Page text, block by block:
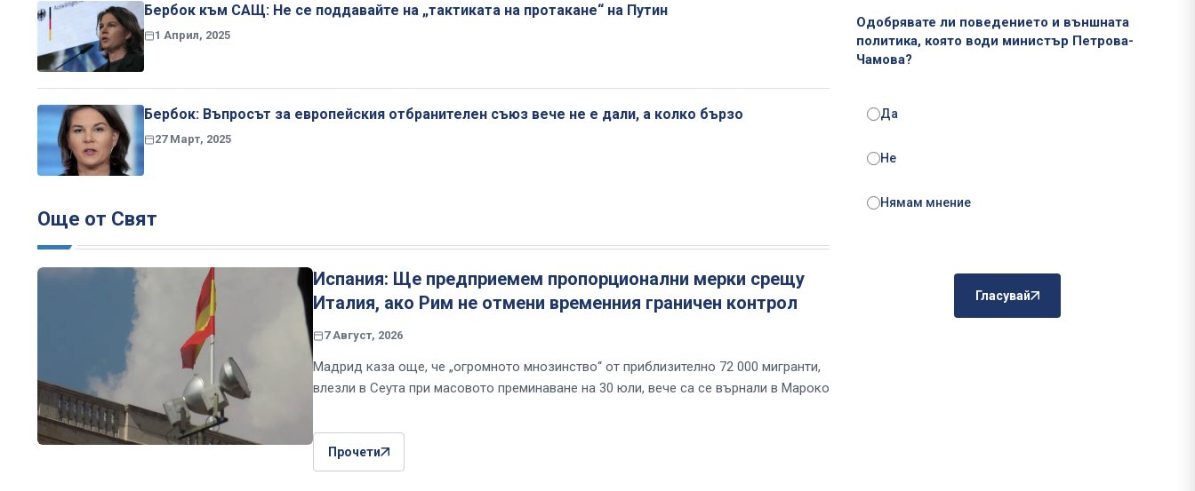
Бербок към САЩ: Не се поддавайте на „тактиката на протакане“ на Путин
1 Април, 2025
Бербок: Въпросът за европейския отбранителен съюз вече не е дали, а колко бързо
27 Март, 2025
Още от Свят
Испания: Ще предприемем пропорционални мерки срещу
Италия, ако Рим не отмени временния граничен контрол
7 Август, 2026
Мадрид каза още, че „огромното мнозинство“ от приблизително 72 000 мигранти,
влезли в Сеута при масовото преминаване на 30 юли, вече са се върнали в Мароко
Прочети
Одобрявате ли поведението и външната
политика, която води министър Петрова-
Чамова?
Да
Не
Нямам мнение
Гласувай